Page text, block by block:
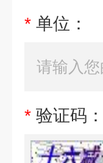
* 单位：
* 验证码：